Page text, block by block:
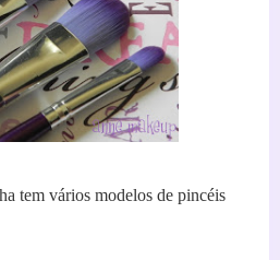
tem vários modelos de pincéis